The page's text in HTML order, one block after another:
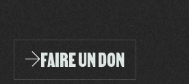
FAIRE UN DON